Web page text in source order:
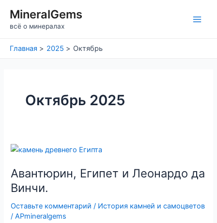
содержимому
MineralGems
всё о минералах
Главная 2025 Октябрь
Октябрь 2025
Авантюрин, Египет и Леонардо да
Винчи.
Оставьте комментарий / История камней и самоцветов
/APmineralgems